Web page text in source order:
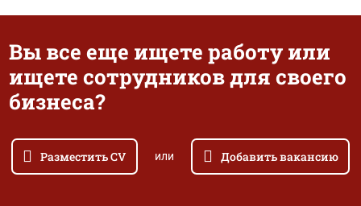
Вы все еще ищете работу или
ищете сотрудников для своего
бизнеса?
Разместить CV или Добавить вакансию